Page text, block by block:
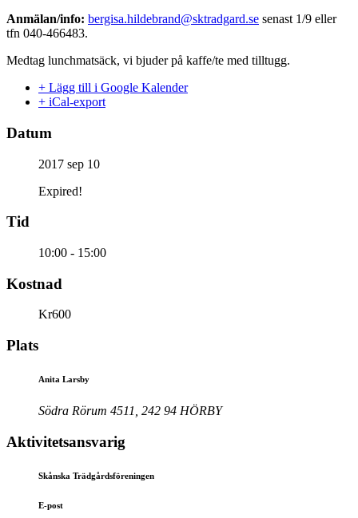
Anmälan/info: bergisa.hildebrand@sktradgard.se senast 1/9 eller
tfn 040-466483.
Medtag lunchmatsäck, vi bjuder på kaffe/te med tilltugg.
+ Lägg till i Google Kalender
+ iCal-export
Datum
2017 sep 10
Expired!
Tid
10:00 - 15:00
Kostnad
Kr600
Plats
Anita Larsby
Södra Rörum 4511, 242 94 HÖRBY
Aktivitetsansvarig
Skånska Trädgårdsföreningen
E-post